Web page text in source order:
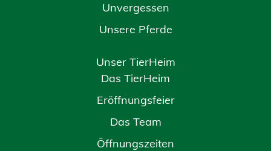
Unvergessen
Unsere Pferde
Unser TierHeim
Das TierHeim
Eröffnungsfeier
Das Team
Öffnungszeiten